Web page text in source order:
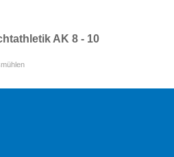
AK 8 - 10